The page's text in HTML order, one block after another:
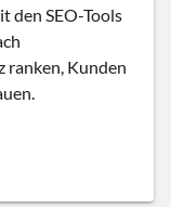
den SEO-Tools
ranken, Kunden